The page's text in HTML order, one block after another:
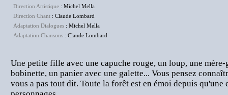
Direction Artistique : Michel Mella
Direction Chant : Claude Lombard
Adaptation Dialogues : Michel Mella
Adaptation Chansons : Claude Lombard
Une petite fille avec une capuche rouge, un loup, une
bobinette, un panier avec une galette... Vous pensez
vous a pas tout dit. Toute la forêt est en émoi depuis qu'une